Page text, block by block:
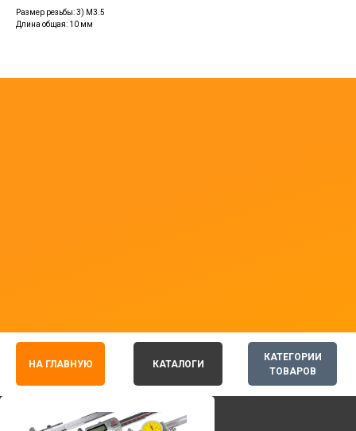
Размер резьбы: 3) M3.5
Длина общая: 10 мм
КАТЕГОРИИ
ТОВАРОВ
НА ГЛАВНУЮ КАТАЛОГИ